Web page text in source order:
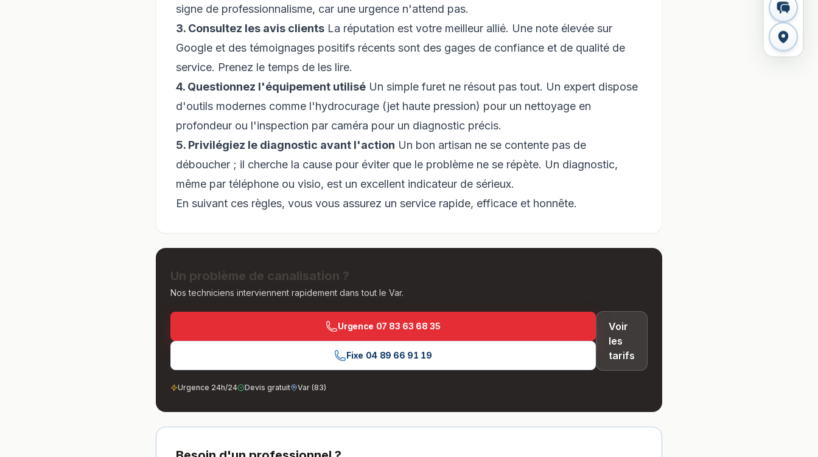
signe de professionnalisme, car une urgence n'attend pas.
3. Consultez les avis clients La réputation est votre meilleur allié. Une note élevée sur
Google et des témoignages positifs récents sont des gages de confiance et de qualité de
service. Prenez le temps de les lire.
4. Questionnez l'équipement utilisé Un simple furet ne résout pas tout. Un expert dispose
d'outils modernes comme l'hydrocurage (jet haute pression) pour un nettoyage en
profondeur ou l'inspection par caméra pour un diagnostic précis.
5. Privilégiez le diagnostic avant l'action Un bon artisan ne se contente pas de
déboucher ; il cherche la cause pour éviter que le problème ne se répète. Un diagnostic,
même par téléphone ou visio, est un excellent indicateur de sérieux.
En suivant ces règles, vous vous assurez un service rapide, efficace et honnête.
Un problème de canalisation ?
Nos techniciens interviennent rapidement dans tout le Var.
Urgence 07 83 63 68 35
Fixe 04 89 66 91 19
Voir
les
tarifs
Urgence 24h/24 Devis gratuit Var (83)